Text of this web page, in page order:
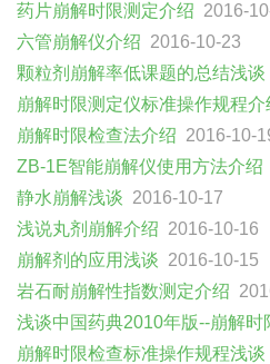
药片崩解时限测定介绍 2016-
六管崩解仪介绍 2016-10-23
颗粒剂崩解率低课题的总结浅谈
崩解时限测定仪标准操作规程介
崩解时限检查法介绍 2016-10-
ZB-1E智能崩解仪使用方法介绍
静水崩解浅谈 2016-10-17
浅说丸剂崩解介绍 2016-10-16
崩解剂的应用浅谈 2016-10-15
岩石耐崩解性指数测定介绍
浅谈中国药典2010年版--崩解时
崩解时限检查标准操作规程浅谈